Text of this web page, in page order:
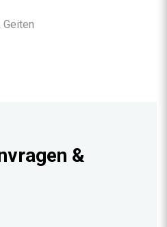
Geiten
&